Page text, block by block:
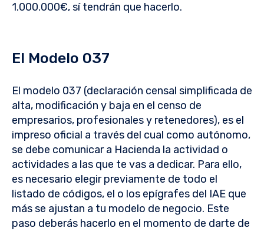
1.000.000€, sí tendrán que hacerlo.
El Modelo 037
El modelo 037 (declaración censal simplificada de
alta, modificación y baja en el censo de
empresarios, profesionales y retenedores), es el
impreso oficial a través del cual como autónomo,
se debe comunicar a Hacienda la actividad o
actividades a las que te vas a dedicar. Para ello,
es necesario elegir previamente de todo el
listado de códigos, el o los epígrafes del IAE que
más se ajustan a tu modelo de negocio. Este
paso deberás hacerlo en el momento de darte de